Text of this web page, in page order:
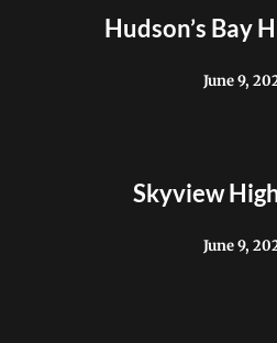
Hudson’s Bay
June 9,
Skyview
June 9,